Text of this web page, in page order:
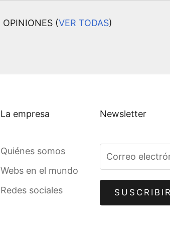
OPINIONES (VER TODAS)
La empresa
Quiénes somos
Webs en el mundo
Redes sociales
Newsletter